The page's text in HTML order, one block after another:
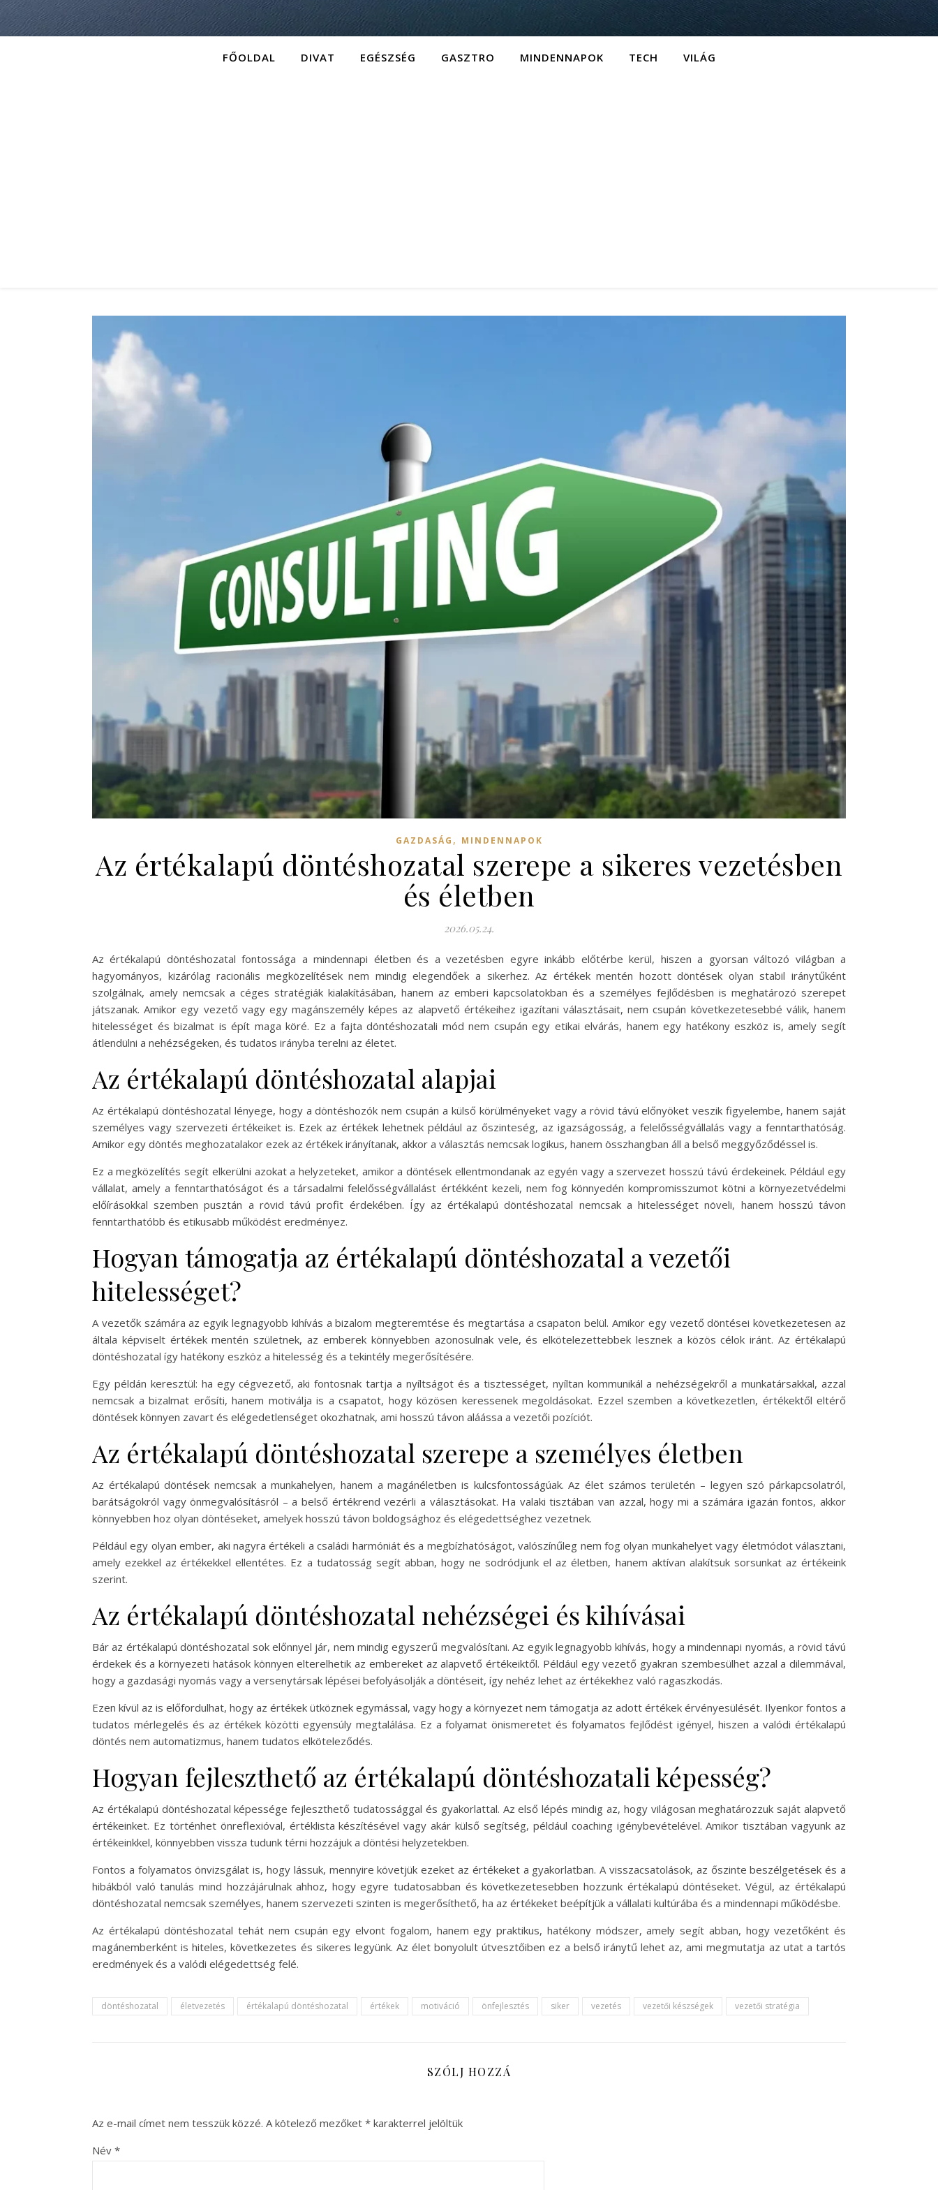
FŐOLDAL DIVAT EGÉSZSÉG GASZTRO MINDENNAPOK TECH VILÁG
GAZDASÁG , MINDENNAPOK
Az értékalapú döntéshozatal szerepe a sikeres vezetésben
és életben
2026.05.24.
Az értékalapú döntéshozatal fontossága a mindennapi életben és a vezetésben egyre inkább előtérbe kerül, hiszen a gyorsan változó világban a
hagyományos, kizárólag racionális megközelítések nem mindig elegendőek a sikerhez. Az értékek mentén hozott döntések olyan stabil iránytűként
szolgálnak, amely nemcsak a céges stratégiák kialakításában, hanem az emberi kapcsolatokban és a személyes fejlődésben is meghatározó szerepet
játszanak. Amikor egy vezető vagy egy magánszemély képes az alapvető értékeihez igazítani választásait, nem csupán következetesebbé válik, hanem
hitelességet és bizalmat is épít maga köré. Ez a fajta döntéshozatali mód nem csupán egy etikai elvárás, hanem egy hatékony eszköz is, amely segít
átlendülni a nehézségeken, és tudatos irányba terelni az életet.
Az értékalapú döntéshozatal alapjai
Az értékalapú döntéshozatal lényege, hogy a döntéshozók nem csupán a külső körülményeket vagy a rövid távú előnyöket veszik figyelembe, hanem saját
személyes vagy szervezeti értékeiket is. Ezek az értékek lehetnek például az őszinteség, az igazságosság, a felelősségvállalás vagy a fenntarthatóság.
Amikor egy döntés meghozatalakor ezek az értékek irányítanak, akkor a választás nemcsak logikus, hanem összhangban áll a belső meggyőződéssel is.
Ez a megközelítés segít elkerülni azokat a helyzeteket, amikor a döntések ellentmondanak az egyén vagy a szervezet hosszú távú érdekeinek. Például egy
vállalat, amely a fenntarthatóságot és a társadalmi felelősségvállalást értékként kezeli, nem fog könnyedén kompromisszumot kötni a környezetvédelmi
előírásokkal szemben pusztán a rövid távú profit érdekében. Így az értékalapú döntéshozatal nemcsak a hitelességet növeli, hanem hosszú távon
fenntarthatóbb és etikusabb működést eredményez.
Hogyan támogatja az értékalapú döntéshozatal a vezetői
hitelességet?
A vezetők számára az egyik legnagyobb kihívás a bizalom megteremtése és megtartása a csapaton belül. Amikor egy vezető döntései következetesen az
általa képviselt értékek mentén születnek, az emberek könnyebben azonosulnak vele, és elkötelezettebbek lesznek a közös célok iránt. Az értékalapú
döntéshozatal így hatékony eszköz a hitelesség és a tekintély megerősítésére.
Egy példán keresztül: ha egy cégvezető, aki fontosnak tartja a nyíltságot és a tisztességet, nyíltan kommunikál a nehézségekről a munkatársakkal, azzal
nemcsak a bizalmat erősíti, hanem motiválja is a csapatot, hogy közösen keressenek megoldásokat. Ezzel szemben a következetlen, értékektől eltérő
döntések könnyen zavart és elégedetlenséget okozhatnak, ami hosszú távon aláássa a vezetői pozíciót.
Az értékalapú döntéshozatal szerepe a személyes életben
Az értékalapú döntések nemcsak a munkahelyen, hanem a magánéletben is kulcsfontosságúak. Az élet számos területén – legyen szó párkapcsolatról,
barátságokról vagy önmegvalósításról – a belső értékrend vezérli a választásokat. Ha valaki tisztában van azzal, hogy mi a számára igazán fontos, akkor
könnyebben hoz olyan döntéseket, amelyek hosszú távon boldogsághoz és elégedettséghez vezetnek.
Például egy olyan ember, aki nagyra értékeli a családi harmóniát és a megbízhatóságot, valószínűleg nem fog olyan munkahelyet vagy életmódot választani,
amely ezekkel az értékekkel ellentétes. Ez a tudatosság segít abban, hogy ne sodródjunk el az életben, hanem aktívan alakítsuk sorsunkat az értékeink
szerint.
Az értékalapú döntéshozatal nehézségei és kihívásai
Bár az értékalapú döntéshozatal sok előnnyel jár, nem mindig egyszerű megvalósítani. Az egyik legnagyobb kihívás, hogy a mindennapi nyomás, a rövid távú
érdekek és a környezeti hatások könnyen elterelhetik az embereket az alapvető értékeiktől. Például egy vezető gyakran szembesülhet azzal a dilemmával,
hogy a gazdasági nyomás vagy a versenytársak lépései befolyásolják a döntéseit, így nehéz lehet az értékekhez való ragaszkodás.
Ezen kívül az is előfordulhat, hogy az értékek ütköznek egymással, vagy hogy a környezet nem támogatja az adott értékek érvényesülését. Ilyenkor fontos a
tudatos mérlegelés és az értékek közötti egyensúly megtalálása. Ez a folyamat önismeretet és folyamatos fejlődést igényel, hiszen a valódi értékalapú
döntés nem automatizmus, hanem tudatos elköteleződés.
Hogyan fejleszthető az értékalapú döntéshozatali képesség?
Az értékalapú döntéshozatal képessége fejleszthető tudatossággal és gyakorlattal. Az első lépés mindig az, hogy világosan meghatározzuk saját alapvető
értékeinket. Ez történhet önreflexióval, értéklista készítésével vagy akár külső segítség, például coaching igénybevételével. Amikor tisztában vagyunk az
értékeinkkel, könnyebben vissza tudunk térni hozzájuk a döntési helyzetekben.
Fontos a folyamatos önvizsgálat is, hogy lássuk, mennyire követjük ezeket az értékeket a gyakorlatban. A visszacsatolások, az őszinte beszélgetések és a
hibákból való tanulás mind hozzájárulnak ahhoz, hogy egyre tudatosabban és következetesebben hozzunk értékalapú döntéseket. Végül, az értékalapú
döntéshozatal nemcsak személyes, hanem szervezeti szinten is megerősíthető, ha az értékeket beépítjük a vállalati kultúrába és a mindennapi működésbe.
Az értékalapú döntéshozatal tehát nem csupán egy elvont fogalom, hanem egy praktikus, hatékony módszer, amely segít abban, hogy vezetőként és
magánemberként is hiteles, következetes és sikeres legyünk. Az élet bonyolult útvesztőiben ez a belső iránytű lehet az, ami megmutatja az utat a tartós
eredmények és a valódi elégedettség felé.
döntéshozatal életvezetés értékalapú döntéshozatal értékek motiváció önfejlesztés siker vezetés vezetői készségek vezetői stratégia
SZÓLJ HOZZÁ
Az e-mail címet nem tesszük közzé. A kötelező mezőket * karakterrel jelöltük
Név *